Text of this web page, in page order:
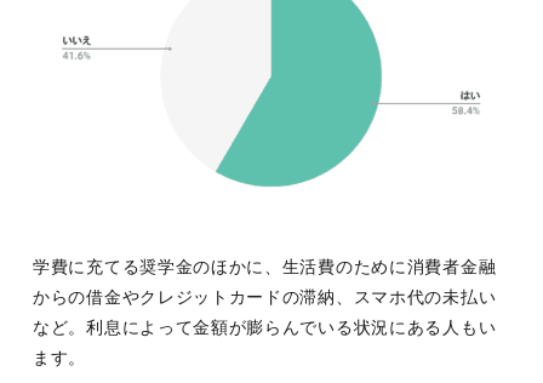
学費に充てる奨学金のほかに、生活費のために消費者金融
からの借金やクレジットカードの滞納、スマホ代の未払い
など。利息によって金額が膨らんでいる状況にある人もい
ます。